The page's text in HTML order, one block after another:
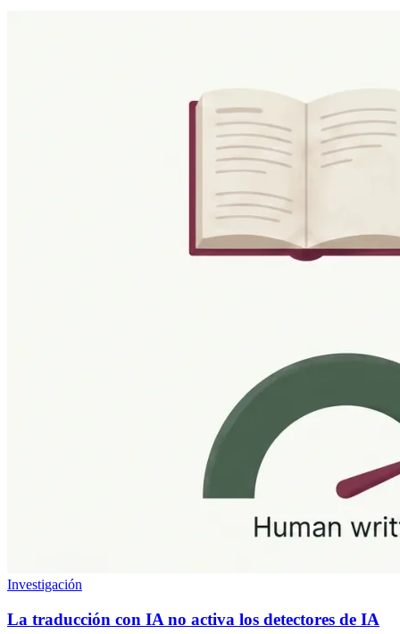
Investigación
La traducción con IA no activa los detectores de IA